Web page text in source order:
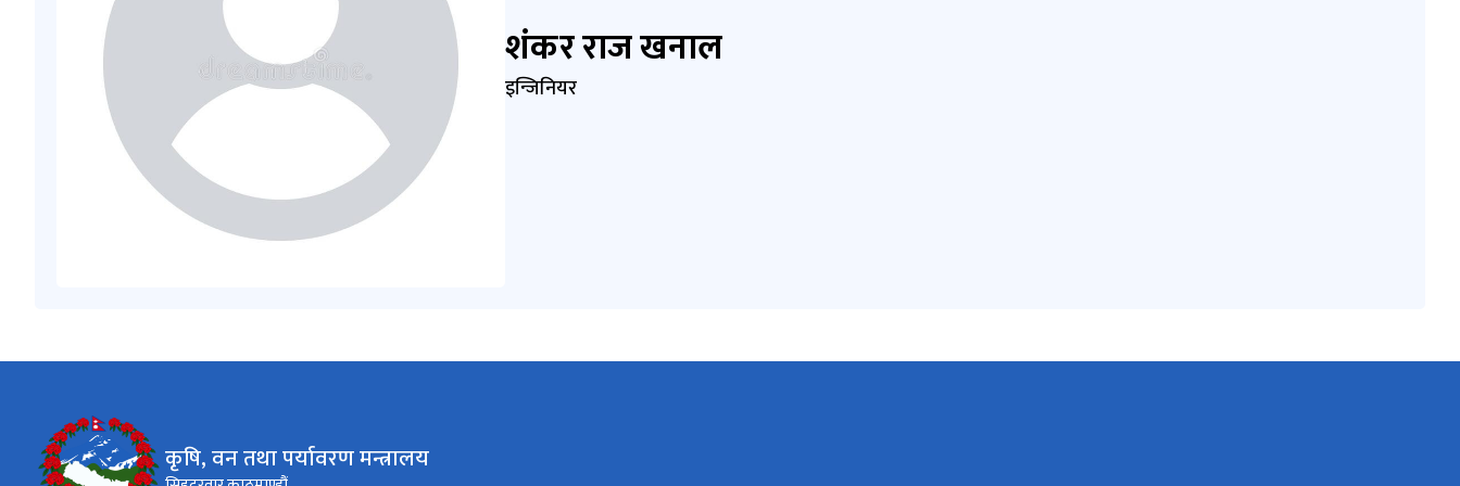
शंकर राज खनाल
इन्जिनियर
कृषि, वन तथा पर्यावरण मन्त्रालय